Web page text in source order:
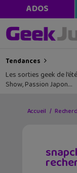
ADOS
Tendances
Les sorties geek de
Show, Passion Japon…
Accueil